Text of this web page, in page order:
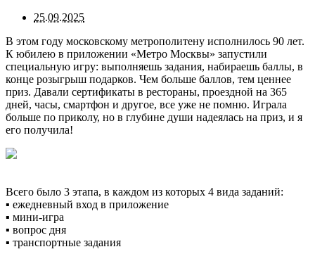
25.09.2025
В этом году московскому метрополитену исполнилось 90 лет.
К юбилею в приложении «Метро Москвы» запустили
специальную игру: выполняешь задания, набираешь баллы, в
конце розыгрыш подарков. Чем больше баллов, тем ценнее
приз. Давали сертификаты в рестораны, проездной на 365
дней, часы, смартфон и другое, все уже не помню. Играла
больше по приколу, но в глубине души надеялась на приз, и я
его получила!
Всего было 3 этапа, в каждом из которых 4 вида заданий:
▪️ ежедневный вход в приложение
▪️ мини-игра
▪️ вопрос дня
▪️ транспортные задания